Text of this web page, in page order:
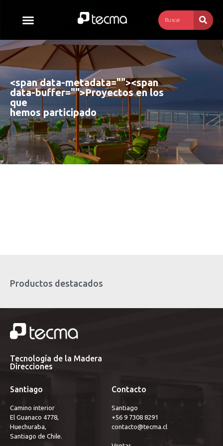
<span data-metadata=""><span
data-buffer="">Proyectos en los
que
hemos participado
Productos destacados
Tecnología de la Madera
Direcciones
Santiago
Camino interior
El Guanaco 4778,
Huechuraba,
Santiago de Chile.
Contacto
Santiago
+56 9 7308 8291
contacto@tecma.cl